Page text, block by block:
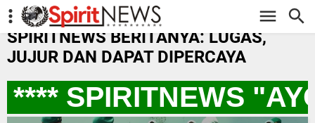
-->
SPIRITNEWS BERITANYA: LUGAS,
JUJUR DAN DAPAT DIPERCAYA
SPIRITNEWS "AYO